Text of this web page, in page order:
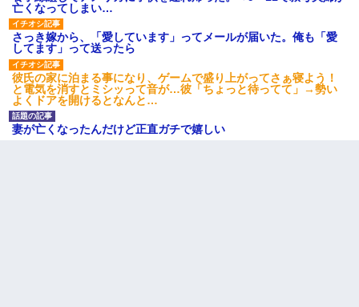
亡くなってしまい…
さっき嫁から、「愛しています」ってメールが届いた。俺も「愛
してます」って送ったら
彼氏の家に泊まる事になり、ゲームで盛り上がってさぁ寝よう！
と電気を消すとミシッって音が…彼「ちょっと待ってて」→勢い
よくドアを開けるとなんと…
妻が亡くなったんだけど正直ガチで嬉しい